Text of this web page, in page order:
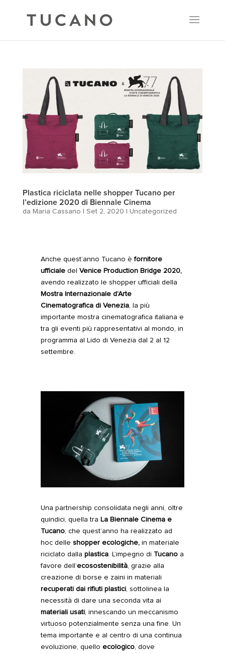
Plastica riciclata nelle shopper Tucano per
l’edizione 2020 di Biennale Cinema
da Maria Cassano | Set 2, 2020 | Uncategorized
Anche quest’anno Tucano èfornitore
ufficiale del Venice Production Bridge 2020,
avendo realizzato le shopper ufficiali della
Mostra Internazionale d’Arte
Cinematografica di Venezia, la più
importante mostra cinematografica italiana e
tra gli eventi più rappresentativi al mondo, in
programma al Lido di Venezia dal 2 al 12
settembre.
Una partnership consolidata negli anni, oltre
quindici, quella tra La Biennale Cinema e
Tucano, che quest’anno ha realizzato ad
hoc delle shopper ecologiche, in materiale
riciclato dalla plastica. L’impegno di Tucanoa
favore dell’ecosostenibilità, grazie alla
creazione di borse e zaini in materiali
recuperati dai rifiuti plastici, sottolinea la
necessità di dare una seconda vita ai
materiali usati, innescando un meccanismo
virtuoso potenzialmente senza una fine. Un
tema importante e al centro di una continua
evoluzione, quello ecologico, dove